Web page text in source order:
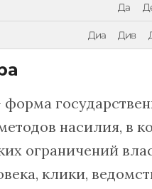
Да
Диа Див
форма
на­си­лия, в
ограничений
кли­ки,